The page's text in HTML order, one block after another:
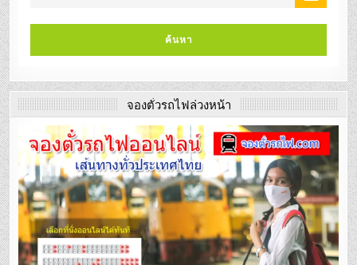
จองตั๋วรถไฟล่วงหน้า